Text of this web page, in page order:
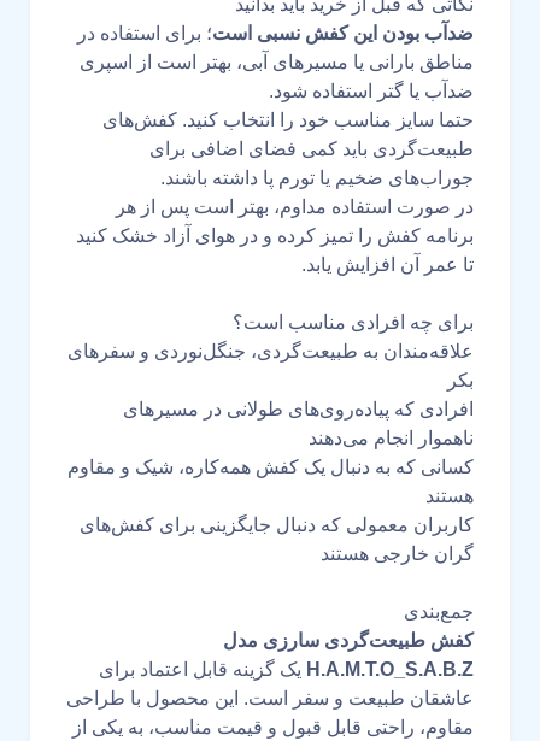
نکاتی که قبل از خرید باید بدانید
ضدآب بودن این کفش نسبی است؛ برای استفاده در
مناطق بارانی یا مسیرهای آبی، بهتر است از اسپری
ضدآب یا گتر استفاده شود.
حتما سایز مناسب خود را انتخاب کنید. کفش‌های
طبیعت‌گردی باید کمی فضای اضافی برای
جوراب‌های ضخیم یا تورم پا داشته باشند.
در صورت استفاده مداوم، بهتر است پس از هر
برنامه کفش را تمیز کرده و در هوای آزاد خشک کنید
تا عمر آن افزایش یابد.
برای چه افرادی مناسب است؟
علاقه‌مندان به طبیعت‌گردی، جنگل‌نوردی و سفرهای
بکر
افرادی که پیاده‌روی‌های طولانی در مسیرهای
ناهموار انجام می‌دهند
کسانی که به دنبال یک کفش همه‌کاره، شیک و مقاوم
هستند
کاربران معمولی که دنبال جایگزینی برای کفش‌های
گران خارجی هستند
جمع‌بندی
کفش طبیعت‌گردی سارزی مدل
H.A.M.T.O_S.A.B.Z یک گزینه قابل اعتماد برای
عاشقان طبیعت و سفر است. این محصول با طراحی
مقاوم، راحتی قابل قبول و قیمت مناسب، به یکی از